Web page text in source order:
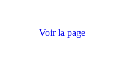
Voir la page